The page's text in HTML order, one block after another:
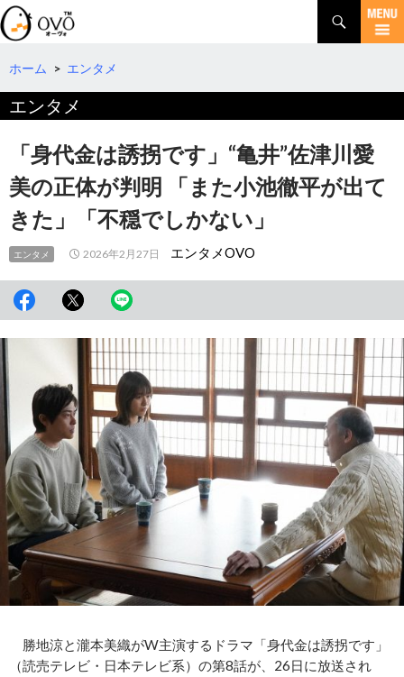
検
索
コ
テ
へ
ホーム > エンタメ
エンタメ
「身代金は誘拐です」“亀井”佐津川愛
美の正体が判明 「また小池徹平が出て
きた」「不穏でしかない」
エンタメ 2026年2月27日 エンタメOVO
勝地涼と瀧本美織がW主演するドラマ「身代金は誘拐です」
（読売テレビ・日本テレビ系）の第8話が、26日に放送され